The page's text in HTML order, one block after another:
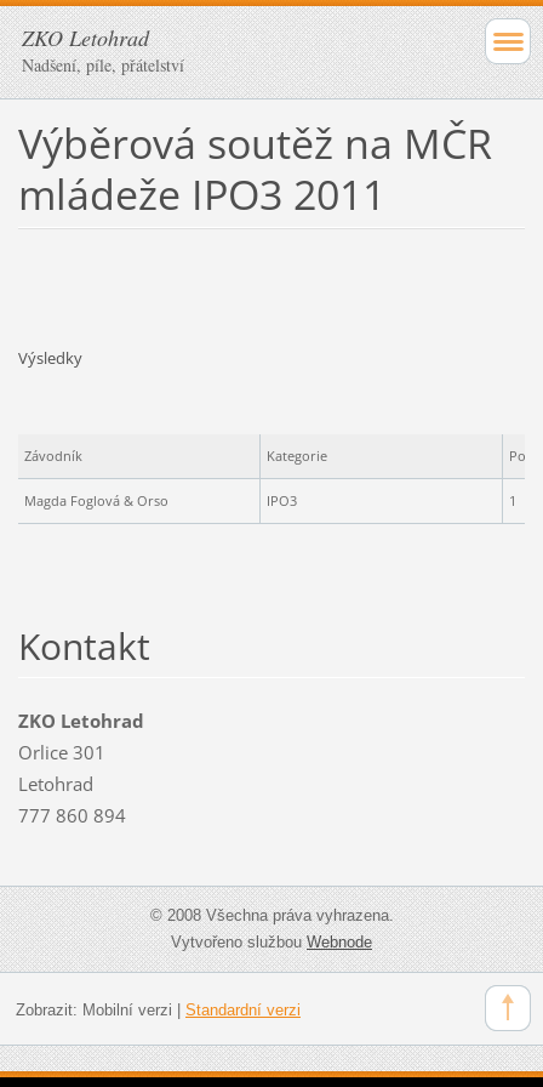
ZKO Letohrad
Nadšení, píle, přátelství
Výběrová soutěž na MČR
mládeže IPO3 2011
Výsledky
Závodník Kategorie
Magda Foglová & Orso IPO3 1
Kontakt
ZKO Letohrad
Orlice 301
Letohrad
777 860 894
© 2008 Všechna práva vyhrazena.
Vytvořeno službouWebnode
Zobrazit: Mobilní verzi Standardní verzi